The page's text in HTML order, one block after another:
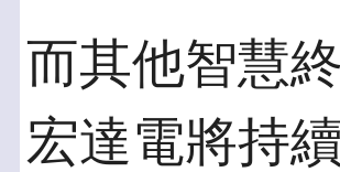
而其他智慧
宏達電將持